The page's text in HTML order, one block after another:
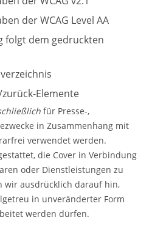
der WCAG Level AA
folgt dem gedruckten
Elemente
für Presse-,
in Zusammenhang mit
verwendet werden.
die Cover in Verbindung
oder Dienstleistungen zu
wir ausdrücklich darauf hin,
in unveränderter Form
werden dürfen.